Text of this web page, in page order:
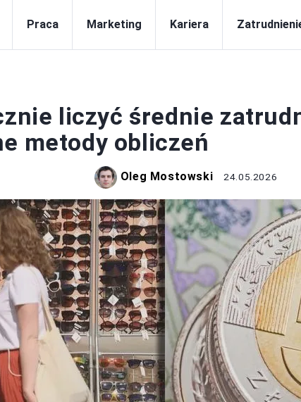
Praca Marketing Kariera
liczyć średnie
metody obliczeń
Oleg Mostowski 24.05.2026